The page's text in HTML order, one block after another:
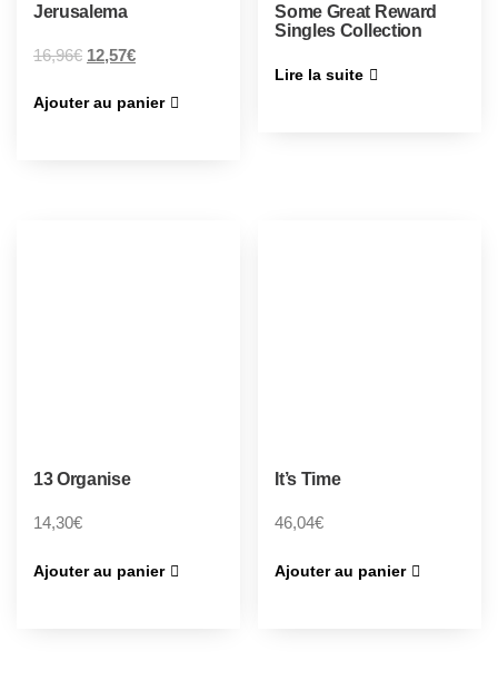
Jerusalema
16,96€ 12,57€
Ajouter au panier
Some Great Reward
Singles Collection
Lire la suite
13 Organise
14,30€
Ajouter au panier
It’s Time
46,04€
Ajouter au panier